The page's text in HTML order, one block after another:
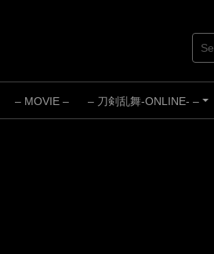
– MOVIE –
+
– 刀剣乱舞-ONLINE- –